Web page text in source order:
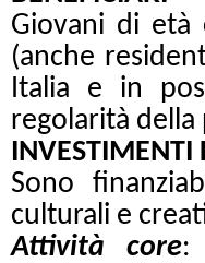
Giovani di
(anche
Italia e in
regolarità della
INVESTIMENTI
Sono
culturali e
Attività core: